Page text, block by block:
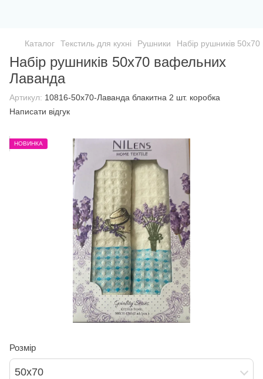
Каталог Текстиль для кухні Рушники Набір рушників
Набір рушників 50х70 вафельних
Лаванда
Артикул: 10816-50х70-Лаванда блакитна 2 шт. коробка
Написати відгук
НОВИНКА
Розмір
50х70